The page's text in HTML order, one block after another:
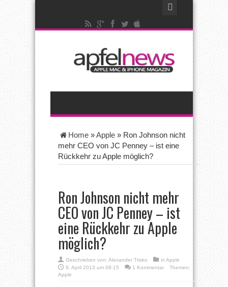
Home »Apple » Ron Johnson nicht
mehr CEO von JC Penney – ist eine
Rückkehr zu Apple möglich?
Ron Johnson nicht mehr
CEO von JC Penney – ist
eine Rückkehr zu Apple
möglich?
Geschrieben von: Alexander Trisko in Apple
9. April 2013 um 08:15
1 Kommentar
Themen:
Apple